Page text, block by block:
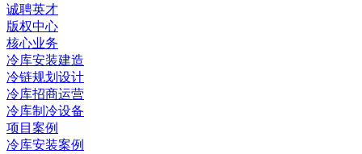
诚聘英才
版权中心
核心业务
冷库安装建造
冷链规划设计
冷库招商运营
冷库制冷设备
项目案例
冷库安装案例